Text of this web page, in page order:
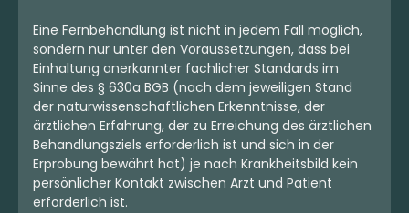
Eine Fernbehandlung ist nicht in jedem Fall möglich,
sondern nur unter den Voraussetzungen, dass bei
Einhaltung anerkannter fachlicher Standards im
Sinne des § 630a BGB (nach dem jeweiligen Stand
der naturwissenschaftlichen Erkenntnisse, der
ärztlichen Erfahrung, der zu Erreichung des ärztlichen
Behandlungsziels erforderlich ist und sich in der
Erprobung bewährt hat) je nach Krankheitsbild kein
persönlicher Kontakt zwischen Arzt und Patient
erforderlich ist.